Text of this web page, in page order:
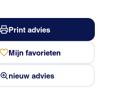
Print advies
Mijn favorieten
nieuw advies